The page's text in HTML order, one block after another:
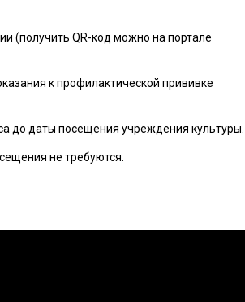
(получить QR-код можно на портале
к профилактической прививке
до даты посещения учреждения культуры.
не требуются.